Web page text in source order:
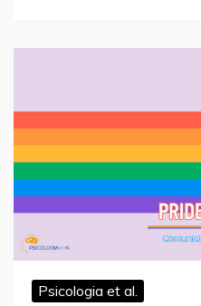
Psicologia et al.